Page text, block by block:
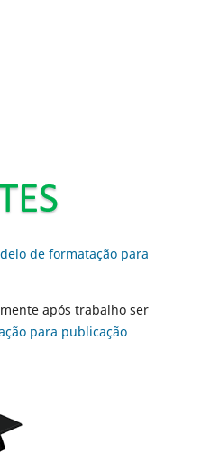
de formatação para
após trabalho ser
para publicação